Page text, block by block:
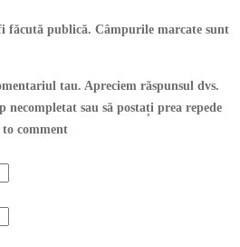
făcută publică. Câmpurile marcate sunt
tau. Apreciem răspunsul dvs.
necompletat sau să postați prea repede
comment